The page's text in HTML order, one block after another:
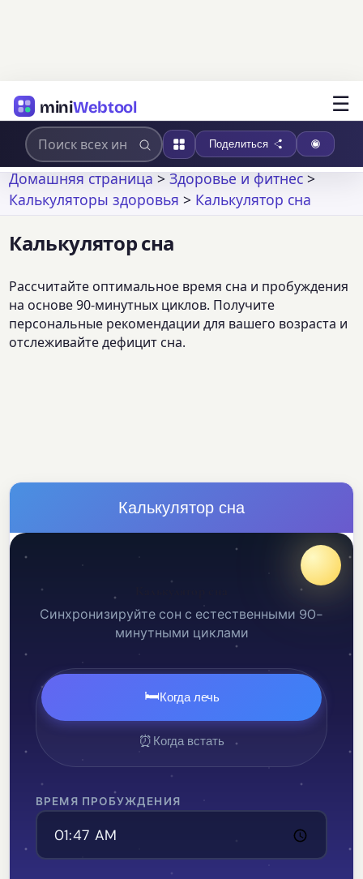
miniWebtool ☰
Поделиться
Домашняя страница>Здоровье и фитнес>
Калькуляторы здоровья > Калькулятор сна
Калькулятор сна
Рассчитайте оптимальное время сна и пробуждения
на основе 90-минутных циклов. Получите
персональные рекомендации для вашего возраста и
отслеживайте дефицит сна.
Калькулятор сна
Синхронизируйте сон с естественными 90-
минутными циклами
🛏️Когда лечь
⏰ Когда встать
ВРЕМЯ ПРОБУЖДЕНИЯ